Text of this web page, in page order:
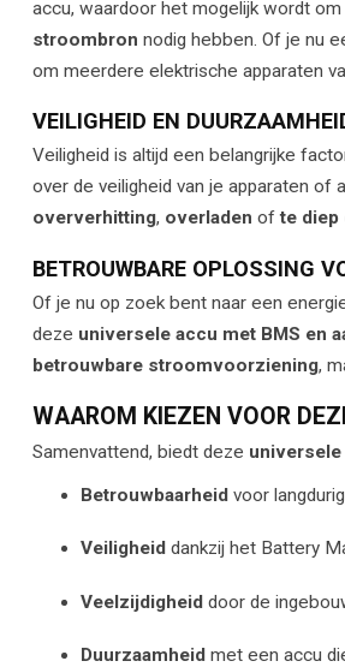
accu, waardoor het mogelijk wordt
stroombron nodig hebben. Of je nu
om meerdere elektrische apparaten
VEILIGHEID EN
Veiligheid is altijd een belangrijke
over de veiligheid van je apparaten of
oververhitting, overladen ofte diep
BETROUWBARE OPLOSSING
Of je nu op zoek bent naar een
deze universele accu met BMS en
betrouwbare stroomvoorziening,
WAAROM KIEZEN VOOR
Samenvattend, biedt deze universele
Betrouwbaarheid voor
Veiligheid dankzij het Battery
Veelzijdigheid door de
Duurzaamheid met een accu